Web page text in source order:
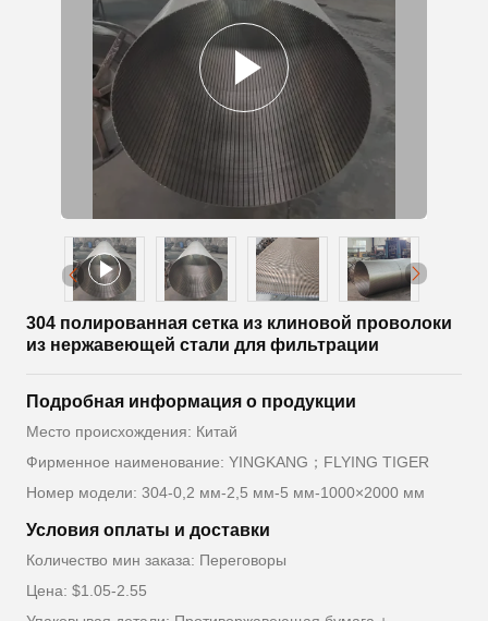
304 полированная сетка из клиновой проволоки
из нержавеющей стали для фильтрации
Подробная информация о продукции
Место происхождения: Китай
Фирменное наименование: YINGKANG；FLYING TIGER
Номер модели: 304-0,2 мм-2,5 мм-5 мм-1000×2000 мм
Условия оплаты и доставки
Количество мин заказа: Переговоры
Цена: $1.05-2.55